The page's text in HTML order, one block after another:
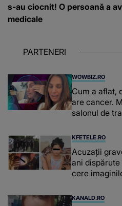
s-au ciocnit! O persoană a
medicale
PARTENERI
WOWBIZ.RO
Cum a aflat,
are cancer.
salonul de
înțepe sânul”
KFETELE.RO
Acuzații
ani
cere
mea...”
KANALD.RO